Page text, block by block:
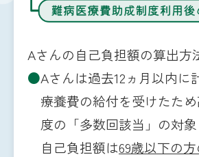
Aさんの自己負担額の算出方
●Aさんは過去12ヵ月以内に
療養費の給付を受けたた
度の「多数回該当」の対象
自己負担額は69歳以下の